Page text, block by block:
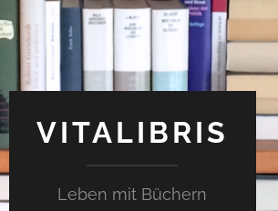
VITALIBRIS
Leben mit Büchern